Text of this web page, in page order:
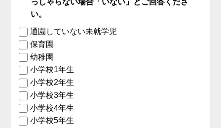
っしゃらない場合「いない」とご回答くださ
い。
通園していない未就学児
保育園
幼稚園
小学校1年生
小学校2年生
小学校3年生
小学校4年生
小学校5年生